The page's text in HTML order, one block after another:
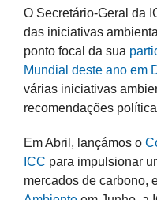
O Secretário-Geral da
das iniciativas
ponto focal da sua
Mundial deste ano em
várias iniciativas
recomendações
Em Abril, lançámos o
ICC para impulsionar
mercados de carbono,